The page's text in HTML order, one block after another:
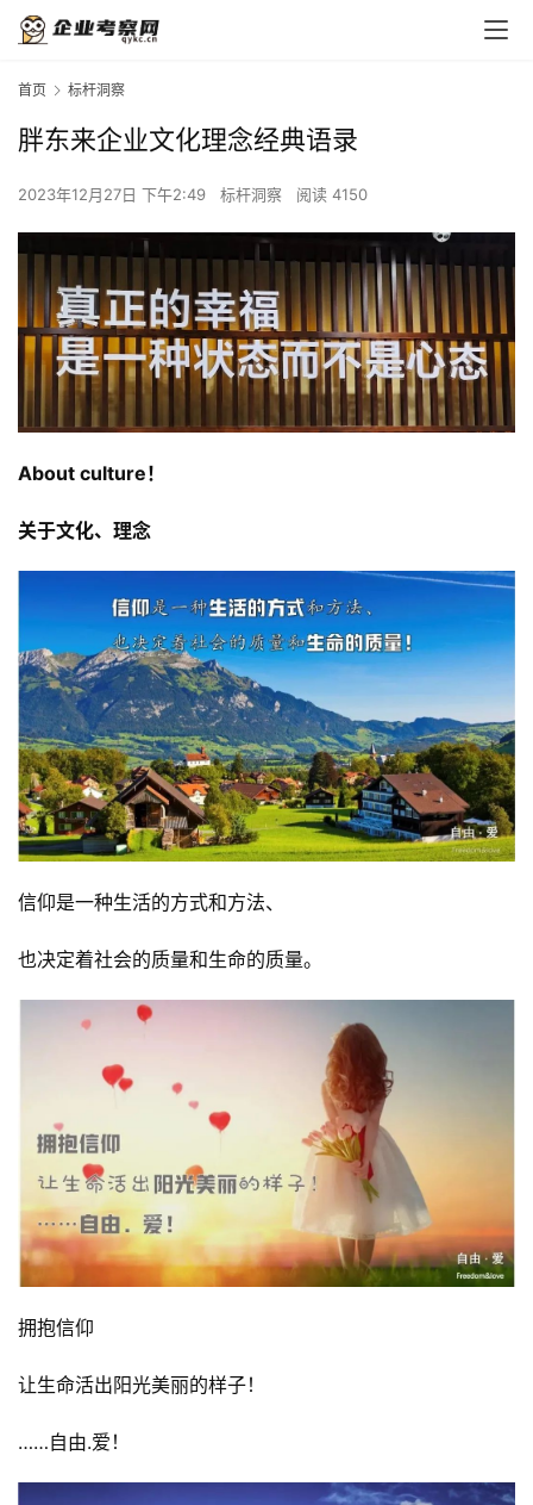
首页 标杆洞察
胖东来企业文化理念经典语录
2023年12月27日 下午2:49 标杆洞察 阅读 4150
About culture！
关于文化、理念
信仰是一种生活的方式和方法、
也决定着社会的质量和生命的质量。
拥抱信仰
让生命活出阳光美丽的样子！
……自由.爱！